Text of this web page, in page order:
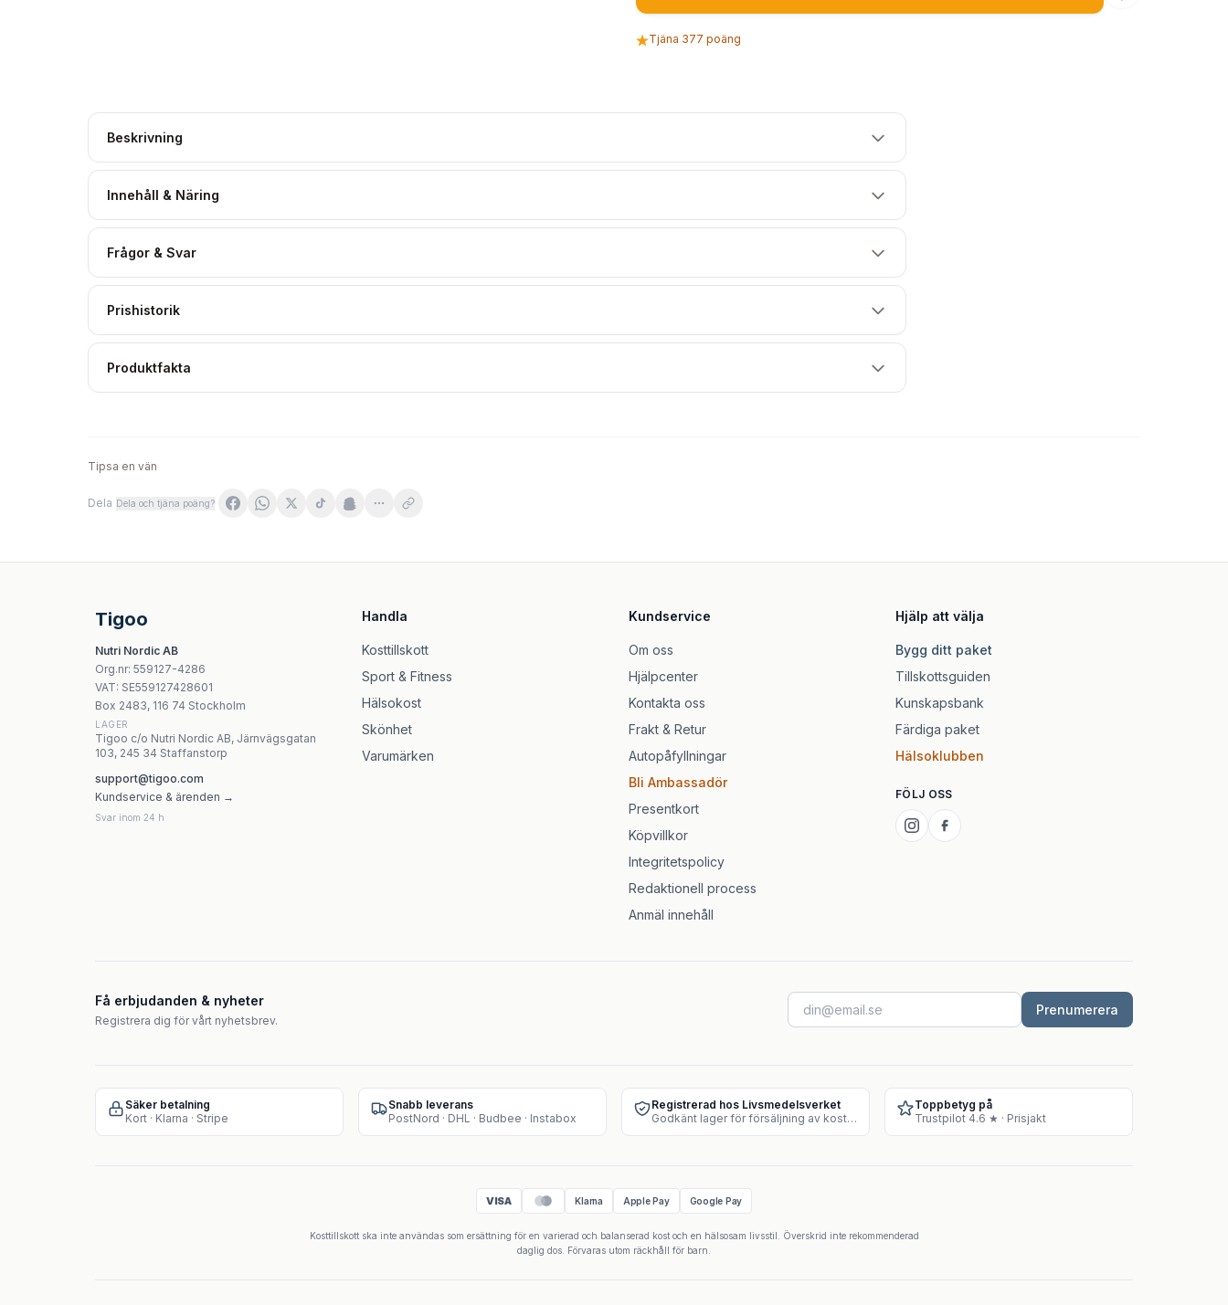
Tjäna 377 poäng
Beskrivning
Innehåll & Näring
Frågor & Svar
Prishistorik
Produktfakta
Tipsa en vän
Dela Dela och tjäna poäng?
Raw Nutrition - Savage Pre-Workout (Peach - 520g)
5% Nutrition - Legendary Series Stick Packs, Italian Lemon Ice - 10 x 17g
Universal Nutrition - Shock Therapy, Green Apple - 840g
MuscleTech Platinum 100% Glutamine - 300g
Muscletech Nitro-Tech Whey Protein Pulver 1,8 kg
Tigoo
Nutri Nordic AB
Org.nr: 559127-4286
VAT: SE559127428601
Box 2483, 116 74 Stockholm
LAGER
Tigoo c/o Nutri Nordic AB, Järnvägsgatan
103, 245 34 Staffanstorp
support@tigoo.com
Kundservice & ärenden →
Svar inom 24 h
Handla
Kosttillskott
Sport & Fitness
Hälsokost
Skönhet
Varumärken
Kundservice
Om oss
Hjälpcenter
Kontakta oss
Frakt & Retur
Autopåfyllningar
Bli Ambassadör
Presentkort
Köpvillkor
Integritetspolicy
Redaktionell process
Anmäl innehåll
Hjälp att välja
Bygg ditt paket
Tillskottsguiden
Kunskapsbank
Färdiga paket
Hälsoklubben
FÖLJ OSS
Få erbjudanden & nyheter
Registrera dig för vårt nyhetsbrev.
Prenumerera
Säker betalning
Kort · Klarna · Stripe
Snabb leverans
PostNord · DHL · Budbee · Instabox
Registrerad hos Livsmedelsverket
Godkänt lager för försäljning av kosttillskott
Toppbetyg på
Trustpilot 4.6 ★ · Prisjakt
VISA Klarna Apple Pay Google Pay
Kosttillskott ska inte användas som ersättning för en varierad och balanserad kost och en hälsosam livsstil. Överskrid inte rekommenderad
daglig dos. Förvaras utom räckhåll för barn.